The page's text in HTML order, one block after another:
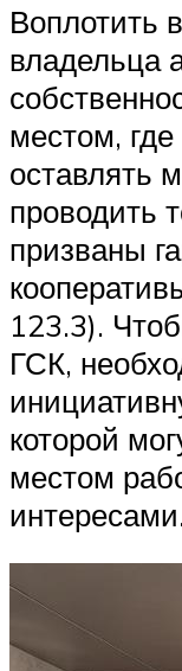
Воплотить
владельца
местом,
оставлять
проводить
призваны
123.3).
ГСК,
которой
местом